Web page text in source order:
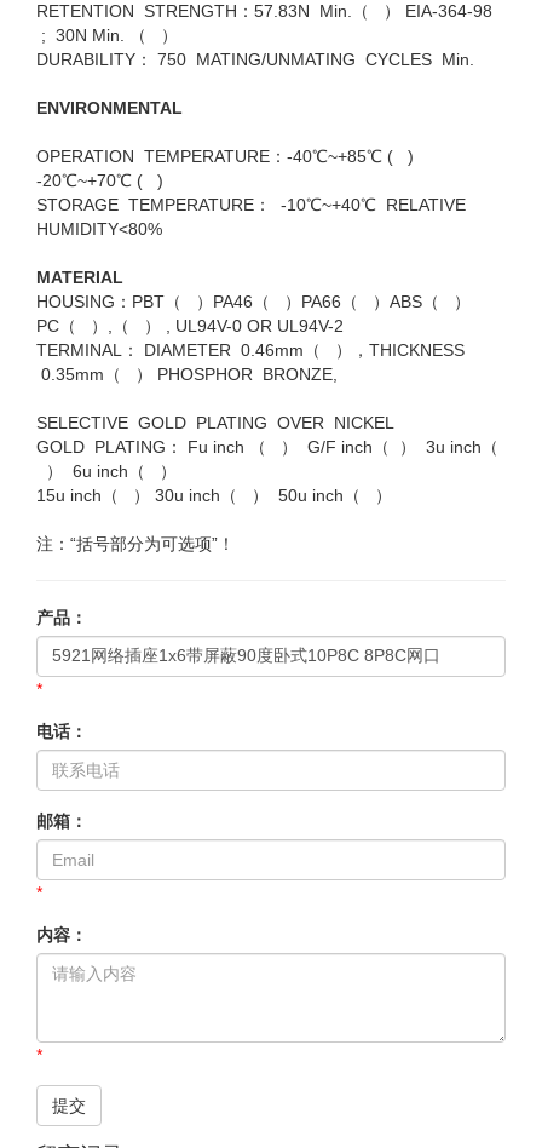
RETENTION STRENGTH：57.83N Min.（ ） EIA-364-98
; 30N Min. （ ）
DURABILITY： 750 MATING/UNMATING CYCLES Min.
ENVIRONMENTAL
OPERATION TEMPERATURE：-40℃~+85℃ ( )
-20℃~+70℃ ( )
STORAGE TEMPERATURE： -10℃~+40℃ RELATIVE
HUMIDITY<80%
MATERIAL
HOUSING：PBT（ ）PA46（ ）PA66（ ）ABS（ ）
PC（ ）,（ ） , UL94V-0 OR UL94V-2
TERMINAL： DIAMETER 0.46mm（ ），THICKNESS
0.35mm（ ） PHOSPHOR BRONZE,
SELECTIVE GOLD PLATING OVER NICKEL
GOLD PLATING： Fu inch （ ） G/F inch（ ） 3u inch（
） 6u inch（ ）
15u inch（ ） 30u inch（ ） 50u inch（ ）
注：“括号部分为可选项”！
产品：
*
电话：
邮箱：
*
内容：
*
提交